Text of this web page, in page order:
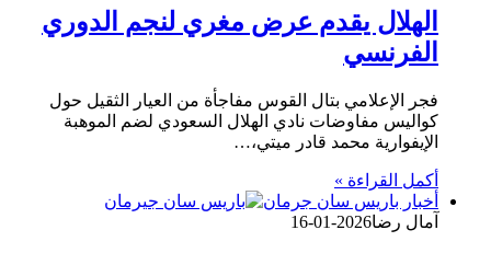
الهلال يقدم عرض مغري لنجم الدوري
الفرنسي
فجر الإعلامي بتال القوس مفاجأة من العيار الثقيل حول
كواليس مفاوضات نادي الهلال السعودي لضم الموهبة
الإيفوارية محمد قادر ميتي،…
أكمل القراءة »
أخبار باريس سان جرمان
آمال رضا2026-01-16